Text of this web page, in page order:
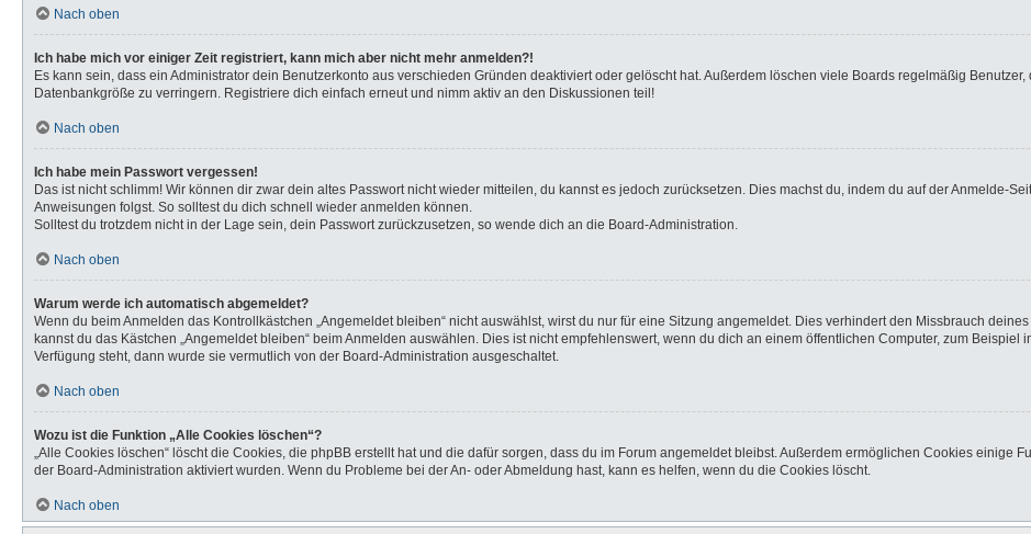
Nach oben
Ich habe mich vor einiger Zeit registriert, kann mich aber nicht mehr anmelden?!
Es kann sein, dass ein Administrator dein Benutzerkonto aus verschieden Gründen deaktiviert oder gelöscht hat. Außerdem löschen viele Boards regelmäßig
Datenbankgröße zu verringern. Registriere dich einfach erneut und nimm aktiv an den Diskussionen teil!
Nach oben
Ich habe mein Passwort vergessen!
Das ist nicht schlimm! Wir können dir zwar dein altes Passwort nicht wieder mitteilen, du kannst es jedoch zurücksetzen. Dies machst du, indem du auf der Anmelde-
Anweisungen folgst. So solltest du dich schnell wieder anmelden können.
Solltest du trotzdem nicht in der Lage sein, dein Passwort zurückzusetzen, so wende dich an die Board-Administration.
Nach oben
Warum werde ich automatisch abgemeldet?
Wenn du beim Anmelden das Kontrollkästchen „Angemeldet bleiben“ nicht auswählst, wirst du nur für eine Sitzung angemeldet. Dies verhindert den Missbrauch
kannst du das Kästchen „Angemeldet bleiben“ beim Anmelden auswählen. Dies ist nicht empfehlenswert, wenn du dich an einem öffentlichen Computer, zum
Verfügung steht, dann wurde sie vermutlich von der Board-Administration ausgeschaltet.
Nach oben
Wozu ist die Funktion „Alle Cookies löschen“?
„Alle Cookies löschen“ löscht die Cookies, die phpBB erstellt hat und die dafür sorgen, dass du im Forum angemeldet bleibst. Außerdem ermöglichen Cookies einige
der Board-Administration aktiviert wurden. Wenn du Probleme bei der An- oder Abmeldung hast, kann es helfen, wenn du die Cookies löscht.
Nach oben